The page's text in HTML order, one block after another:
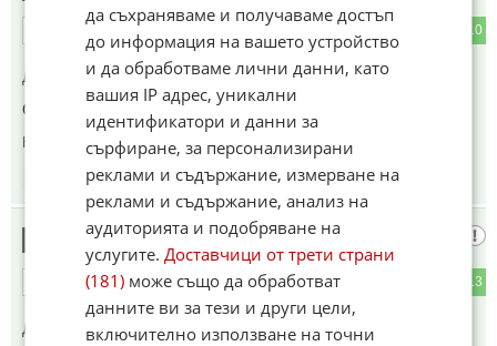
10
До коментар#1от "🤣🤣🤣🤣🤣":
ОБАЧЕ АЗ ОТДАВНА СЕ ЗАПАСИХ С КЮЛЧЕТА
Коментиран от #11
16.06.2026
Пич
13
ОТГОВОР
До коментар#1от "🤣🤣🤣🤣🤣":
да съхраняваме и получаваме достъп
до информация на вашето устройство
и да обработваме лични данни, като
вашия IP адрес, уникални
идентификатори и данни за
сърфиране, за персонализирани
реклами и съдържание, измерване на
реклами и съдържание, анализ на
аудиторията и подобряване на
услугите.Доставчици от трети страни
(181) може също да обработват
данните ви за тези и други цели,
включително използване на точни